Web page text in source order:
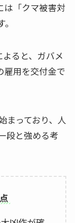
は「クマ被害対
よると、ガバメ
雇用を交付金で
まっており、人
段と強める考